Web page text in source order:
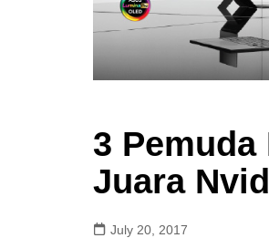
3
Juara
July 20, 2017